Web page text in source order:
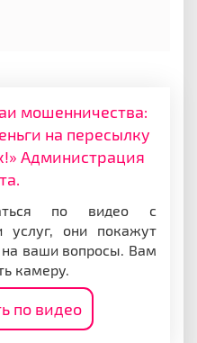
мошенничества:
на пересылку
Администрация
по видео с
услуг, они покажут
на ваши вопросы. Вам
камеру.
по видео